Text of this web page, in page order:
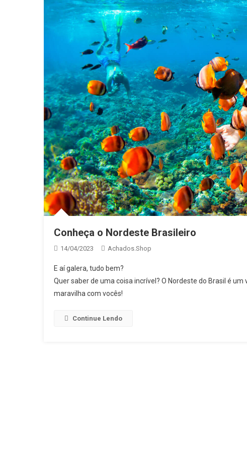
Conheça o Nordeste Brasileiro
14/04/2023 Achados.Shop
E aí galera, tudo bem?
Quer saber de uma coisa incrível? O Nordeste do Brasil é
maravilha com vocês!
Continue Lendo